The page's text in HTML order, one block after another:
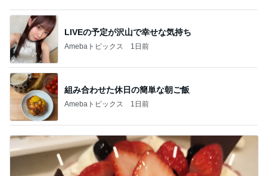
LIVEの予定が沢山で幸せな気持ち
Amebaトピックス 1日前
組み合わせた休日の簡単な朝ご飯
Amebaトピックス 1日前